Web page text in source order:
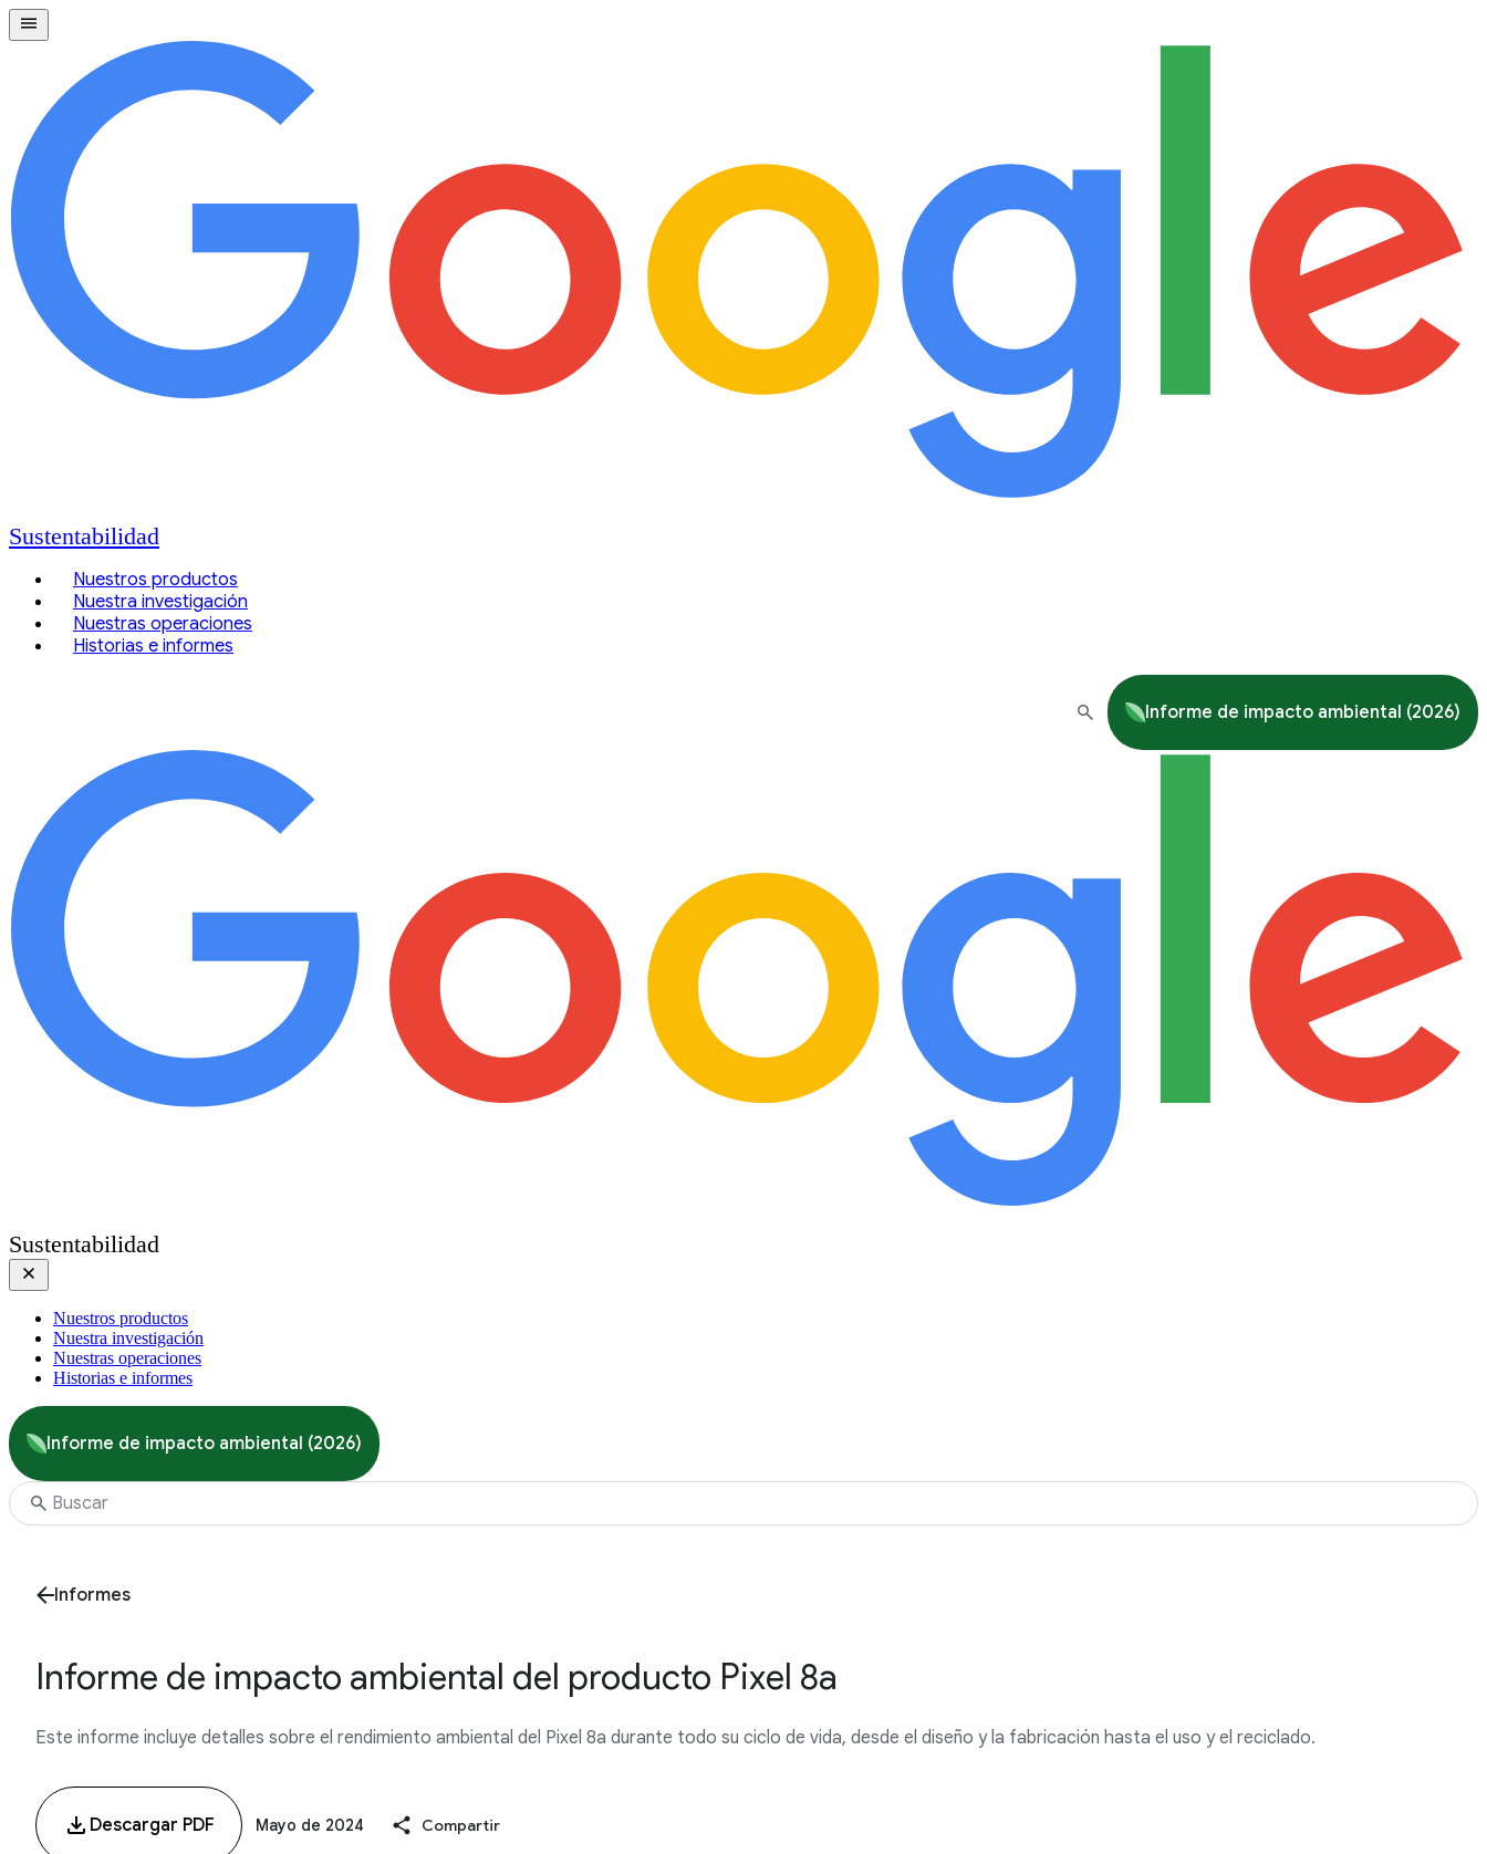
Sustentabilidad
Nuestros productos
Nuestra investigación
Nuestras operaciones
Historias e informes
Informe de impacto ambiental (2026)
Sustentabilidad
Nuestros productos
Nuestra investigación
Nuestras operaciones
Historias e informes
Informe de impacto ambiental (2026)
Informes
Informe de impacto ambiental del producto Pixel 8a
Este informe incluye detalles sobre el rendimiento ambiental del Pixel 8a durante todo su ciclo de vida, desde el diseño y la fabricación hasta el uso y el reciclado.
Descargar PDF Mayo de 2024 Compartir